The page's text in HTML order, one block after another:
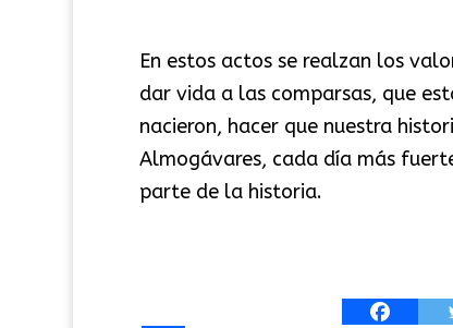
En estos actos se realzan los
dar vida a las comparsas, que
nacieron, hacer que nuestra
Almogávares, cada día más
parte de la historia.